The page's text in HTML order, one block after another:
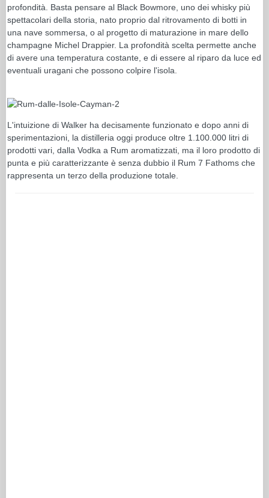
profondità. Basta pensare al Black Bowmore, uno dei whisky più
spettacolari della storia, nato proprio dal ritrovamento di botti in
una nave sommersa, o al progetto di maturazione in mare dello
champagne Michel Drappier. La profondità scelta permette anche
di avere una temperatura costante, e di essere al riparo da luce ed
eventuali uragani che possono colpire l'isola.
L'intuizione di Walker ha decisamente funzionato e dopo anni di
sperimentazioni, la distilleria oggi produce oltre 1.100.000 litri di
prodotti vari, dalla Vodka a Rum aromatizzati, ma il loro prodotto di
punta e più caratterizzante è senza dubbio il Rum 7 Fathoms che
rappresenta un terzo della produzione totale.